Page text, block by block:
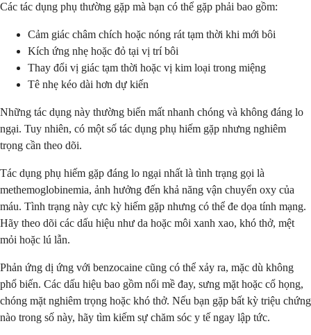
Các tác dụng phụ thường gặp mà bạn có thể gặp phải bao gồm:
Cảm giác châm chích hoặc nóng rát tạm thời khi mới bôi
Kích ứng nhẹ hoặc đỏ tại vị trí bôi
Thay đổi vị giác tạm thời hoặc vị kim loại trong miệng
Tê nhẹ kéo dài hơn dự kiến
Những tác dụng này thường biến mất nhanh chóng và không đáng lo
ngại. Tuy nhiên, có một số tác dụng phụ hiếm gặp nhưng nghiêm
trọng cần theo dõi.
Tác dụng phụ hiếm gặp đáng lo ngại nhất là tình trạng gọi là
methemoglobinemia, ảnh hưởng đến khả năng vận chuyển oxy của
máu. Tình trạng này cực kỳ hiếm gặp nhưng có thể đe dọa tính mạng.
Hãy theo dõi các dấu hiệu như da hoặc môi xanh xao, khó thở, mệt
mỏi hoặc lú lẫn.
Phản ứng dị ứng với benzocaine cũng có thể xảy ra, mặc dù không
phổ biến. Các dấu hiệu bao gồm nổi mề đay, sưng mặt hoặc cổ họng,
chóng mặt nghiêm trọng hoặc khó thở. Nếu bạn gặp bất kỳ triệu chứng
nào trong số này, hãy tìm kiếm sự chăm sóc y tế ngay lập tức.